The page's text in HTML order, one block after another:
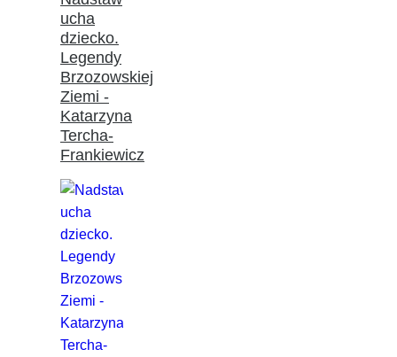
ucha
dziecko.
Legendy
Brzozowskiej
Ziemi -
Katarzyna
Tercha-
Frankiewicz